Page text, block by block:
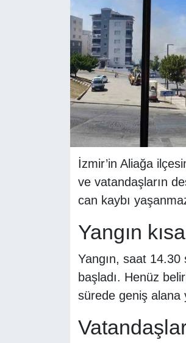
İzmir’in Aliağa
ve vatandaşların
can kaybı
Yangın
Yangın, saat 14.30
başladı. Henüz
sürede geniş alana